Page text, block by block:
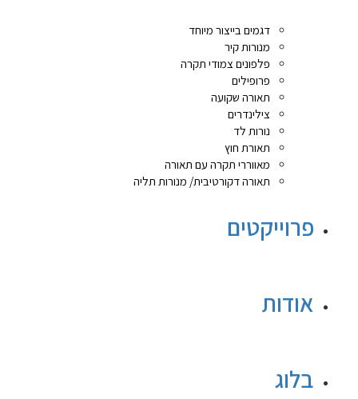
דגמים בייצור מיוחד
מנורות קיר
פלפונים צמודי תקרה
פרופילים
תאורה שקועה
צילינדרים
נורות לד
תאורת חוץ
מאווררי תקרה עם תאורה
תאורה דקורטיבית/ מנורות תליה
פרוייקטים
אודות
בלוג